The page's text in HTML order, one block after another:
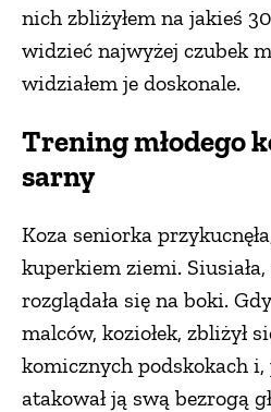
nich zbliżyłem na jakieś
widzieć najwyżej czubek
widziałem je doskonale.
Trening młodego
sarny
Koza seniorka
kuperkiem ziemi.
rozglądała się na boki.
malców, koziołek, zbliżył
komicznych podskokach i,
atakował ją swą bezrogą